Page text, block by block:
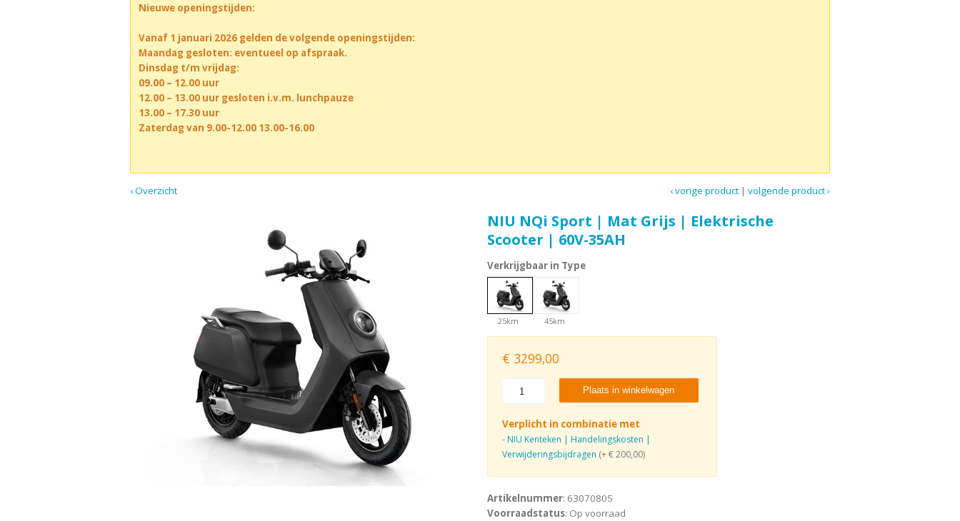
Nieuwe openingstijden:
Vanaf 1 januari 2026 gelden de volgende openingstijden:
Maandag gesloten: eventueel op afspraak.
Dinsdag t/m vrijdag:
09.00 – 12.00 uur
12.00 – 13.00 uur gesloten i.v.m. lunchpauze
13.00 – 17.30 uur
Zaterdag van 9.00-12.00 13.00-16.00
‹ Overzicht volgende product ›
|
‹ vorige product
NIU NQi Sport | Mat Grijs | Elektrische
Scooter | 60V-35AH
Verkrijgbaar in Type
25km 45km
€ 3299,00
Plaats in winkelwagen
Verplicht in combinatie met
-NIU Kenteken | Handelingskosten |
Verwijderingsbijdragen (+ € 200,00)
Artikelnummer: 63070805
Voorraadstatus: Op voorraad